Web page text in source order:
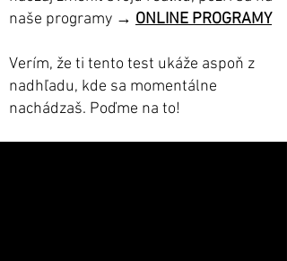
naše programy → ONLINE PROGRAMY
Verím, že ti tento test ukáže aspoň z
nadhľadu, kde sa momentálne
nachádzaš. Poďme na to!